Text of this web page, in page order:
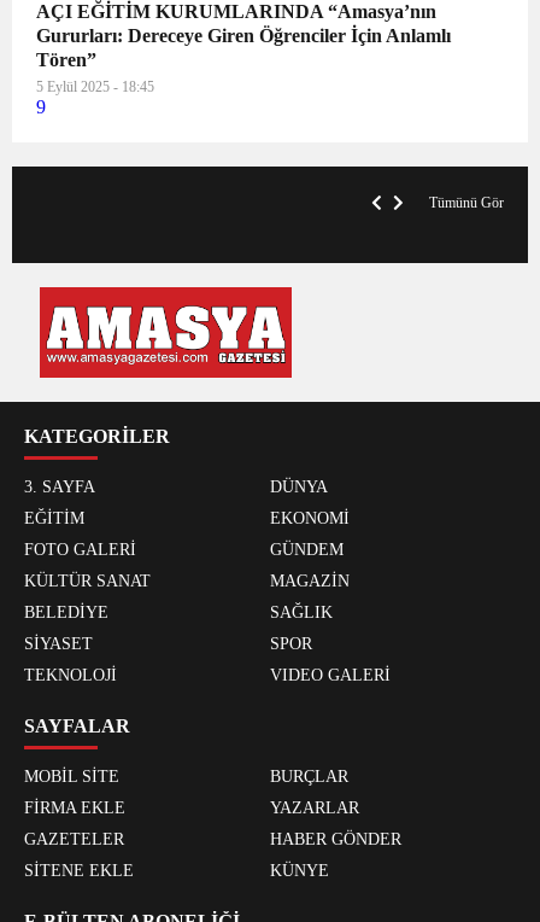
AÇI EĞİTİM KURUMLARINDA “Amasya’nın
Gururları: Dereceye Giren Öğrenciler İçin Anlamlı
Tören”
5 Eylül 2025 - 18:45
9
Tümünü Gör
KATEGORİLER
3. SAYFA
DÜNYA
EĞİTİM
EKONOMİ
FOTO GALERİ
GÜNDEM
KÜLTÜR SANAT
MAGAZİN
BELEDİYE
SAĞLIK
SİYASET
SPOR
TEKNOLOJİ
VIDEO GALERİ
SAYFALAR
MOBİL SİTE
BURÇLAR
FİRMA EKLE
YAZARLAR
GAZETELER
HABER GÖNDER
SİTENE EKLE
KÜNYE